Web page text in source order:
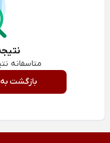
متاسفانه
بازگشت